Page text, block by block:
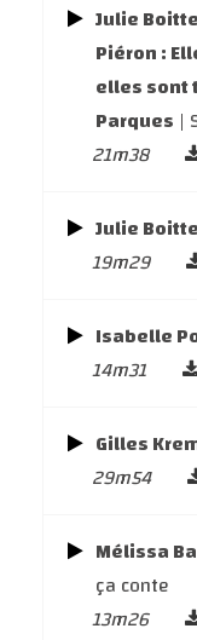
Julie
Piéron :
elles sont
Parques |
21m38
Julie
19m29
Isabelle
14m31
Gilles
29m54
Mélissa
ça conte
13m26